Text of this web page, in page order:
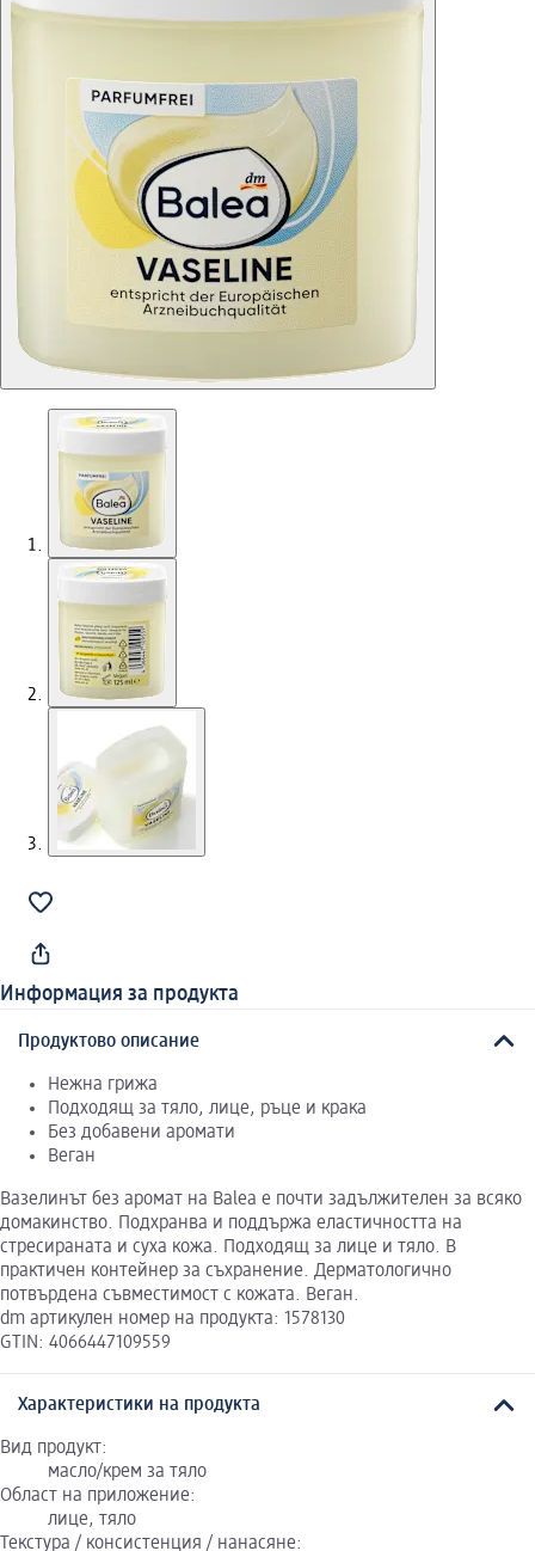
Информация за продукта
Продуктово описание
Нежна грижа
Подходящ за тяло, лице, ръце и крака
Без добавени аромати
Веган
Вазелинът без аромат на Balea е почти задължителен за всяко
домакинство. Подхранва и поддържа еластичността на
стресираната и суха кожа. Подходящ за лице и тяло. В
практичен контейнер за съхранение. Дерматологично
потвърдена съвместимост с кожата. Веган.
dm артикулен номер на продукта: 1578130
GTIN: 4066447109559
Характеристики на продукта
Вид продукт:
масло/крем за тяло
Област на приложение:
лице, тяло
Текстура / консистенция / нанасяне: